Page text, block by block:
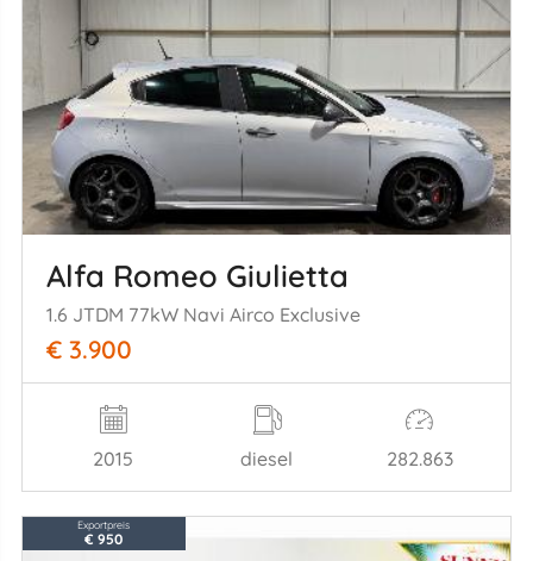
Alfa Romeo Giulietta
1.6 JTDM 77kW Navi Airco Exclusive
€ 3.900
2015 diesel 282.863
Exportpreis
€ 950